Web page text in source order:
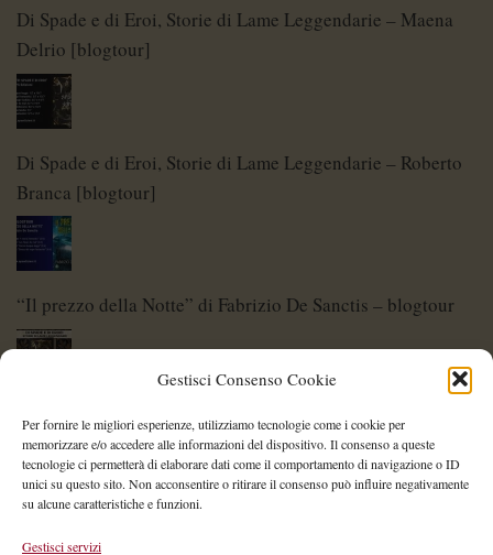
Gestisci Consenso Cookie
Per fornire le migliori esperienze, utilizziamo tecnologie come i cookie per
memorizzare e/o accedere alle informazioni del dispositivo. Il consenso a queste
tecnologie ci permetterà di elaborare dati come il comportamento di navigazione o ID
unici su questo sito. Non acconsentire o ritirare il consenso può influire negativamente
su alcune caratteristiche e funzioni.
Gestisci servizi
Di Spade e di Eroi, Storie di Lame Leggendarie – Maena
Delrio [blogtour]
Di Spade e di Eroi, Storie di Lame Leggendarie – Roberto
Branca [blogtour]
“Il prezzo della Notte” di Fabrizio De Sanctis – blogtour
Di Spade e di Eroi – Storie di Lame Leggendarie